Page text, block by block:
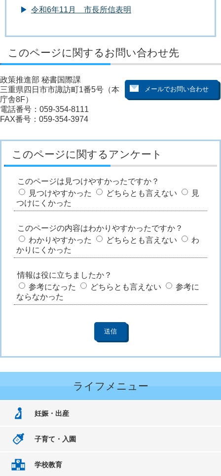
令和6年11月 市長所信表明
このページに関するお問い合わせ先
政策推進部 秘書国際課
三重県四日市市諏訪町1番5号（本
庁舎8F）
電話番号：059-354-8111
FAX番号：059-354-3974
このページに関するアンケート
このページは見つけやすかったですか？
見つけやすかった
どちらとも言えない
見
つけにくかった
このページの内容はわかりやすかったですか？
わかりやすかった
どちらとも言えない
わ
かりにくかった
情報は役に立ちましたか？
参考になった
どちらとも言えない
参考に
ならなかった
ライフメニュー
妊娠・出産
子育て・入園
学校教育